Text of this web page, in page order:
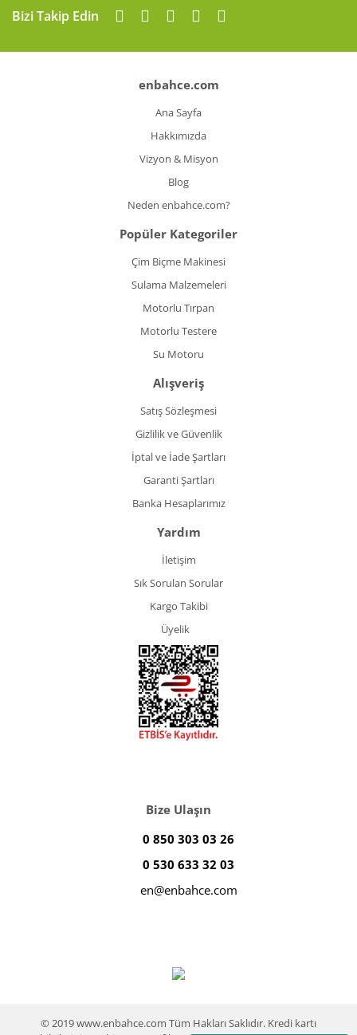
Gönder
Bizi Takip Edin
enbahce.com
Ana Sayfa
Hakkımızda
Vizyon & Misyon
Blog
Neden enbahce.com?
Popüler Kategoriler
Çim Biçme Makinesi
Sulama Malzemeleri
Motorlu Tırpan
Motorlu Testere
Su Motoru
Alışveriş
Satış Sözleşmesi
Gizlilik ve Güvenlik
İptal ve İade Şartları
Garanti Şartları
Banka Hesaplarımız
Yardım
İletişim
Sık Sorulan Sorular
Kargo Takibi
Üyelik
Bize Ulaşın
0 850 303 03 26
0 530 633 32 03
en@enbahce.com
© 2019 www.enbahce.com Tüm Hakları Saklıdır. Kredi kartı